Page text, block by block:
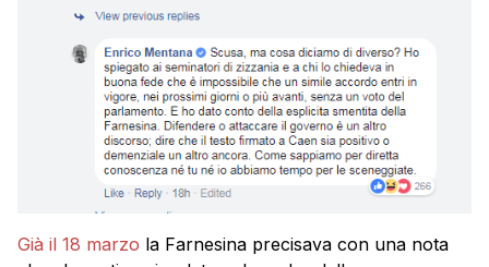
Già il 18 marzo la Farnesina precisava con una nota